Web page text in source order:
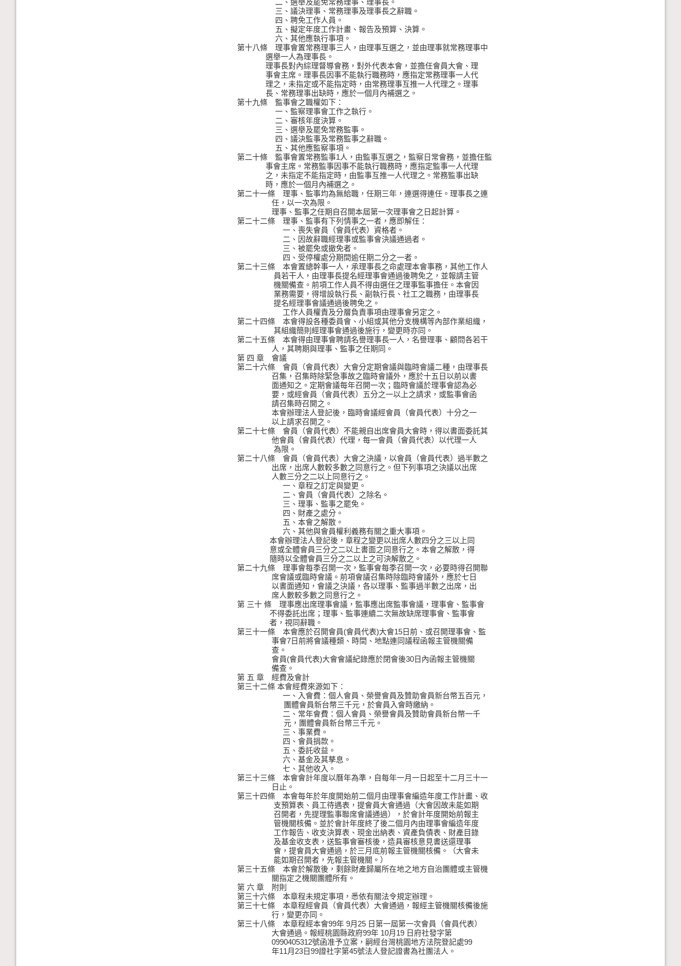
二、選舉及罷免常務理事、理事長。
三、議決理事、常務理事及理事長之辭職。
四、聘免工作人員。
五、擬定年度工作計畫、報告及預算、決算。
六、其他應執行事項。
第十八條 理事會置常務理事三人，由理事互選之，並由理事就常務理事中
選舉一人為理事長。
理事長對內綜理督導會務，對外代表本會，並擔任會員大會、理
事會主席。理事長因事不能執行職務時，應指定常務理事一人代
理之，未指定或不能指定時，由常務理事互推一人代理之。理事
長、常務理事出缺時，應於一個月內補選之。
第十九條 監事會之職權如下：
一、監察理事會工作之執行。
二、審核年度決算。
三、選舉及罷免常務監事。
四、議決監事及常務監事之辭職。
五、其他應監察事項。
第二十條 監事會置常務監事1人，由監事互選之，監察日常會務，並擔任監
事會主席。常務監事因事不能執行職務時，應指定監事一人代理
之，未指定不能指定時，由監事互推一人代理之。常務監事出缺
時，應於一個月內補選之。
第二十一條 理事、監事均為無給職，任期三年，連選得連任。理事長之連
任，以一次為限。
理事、監事之任期自召開本屆第一次理事會之日起計算。
第二十二條 理事、監事有下列情事之一者，應即解任：
一、喪失會員（會員代表）資格者。
二、因故辭職經理事或監事會決議通過者。
三、被罷免或撤免者。
四、受停權處分期間逾任期二分之一者。
第二十三條 本會置總幹事一人，承理事長之命處理本會事務，其他工作人
員若干人，由理事長提名經理事會通過後聘免之，並報請主管
機關備查。前項工作人員不得由選任之理事監事擔任。本會因
業務需要，得增設執行長、副執行長、社工之職務，由理事長
提名經理事會議通過後聘免之。
工作人員權責及分層負責事項由理事會另定之。
第二十四條 本會得設各種委員會、小組或其他分支機構等內部作業組織，
其組織簡則經理事會通過後施行，變更時亦同。
第二十五條 本會得由理事會聘請名譽理事長一人，名譽理事、顧問各若干
人，其聘期與理事、監事之任期同。
第 四 章 會議
第二十六條 會員（會員代表）大會分定期會議與臨時會議二種，由理事長
召集，召集時除緊急事故之臨時會議外，應於十五日以前以書
面通知之。定期會議每年召開一次；臨時會議於理事會認為必
要，或經會員（會員代表）五分之一以上之請求，或監事會函
請召集時召開之。
本會辦理法人登記後，臨時會議經會員（會員代表）十分之一
以上請求召開之。
第二十七條 會員（會員代表）不能親自出席會員大會時，得以書面委託其
他會員（會員代表）代理，每一會員（會員代表）以代理一人
為限。
第二十八條 會員（會員代表）大會之決議，以會員（會員代表）過半數之
出席，出席人數較多數之同意行之。但下列事項之決議以出席
人數三分之二以上同意行之。
一、章程之訂定與變更。
二、會員（會員代表）之除名。
三、理事、監事之罷免。
四、財產之處分。
五、本會之解散。
六、其他與會員權利義務有關之重大事項。
本會辦理法人登記後，章程之變更以出席人數四分之三以上同
意或全體會員三分之二以上書面之同意行之。本會之解散，得
隨時以全體會員三分之二以上之可決解散之。
第二十九條 理事會每季召開一次，監事會每季召開一次，必要時得召開聯
席會議或臨時會議。前項會議召集時除臨時會議外，應於七日
以書面通知，會議之決議，各以理事、監事過半數之出席，出
席人數較多數之同意行之。
第 三十 條 理事應出席理事會議，監事應出席監事會議，理事會、監事會
不得委託出席；理事、監事連續二次無故缺席理事會、監事會
者，視同辭職。
第三十一條 本會應於召開會員(會員代表)大會15日前、或召開理事會、監
事會7日前將會議種類、時間、地點連同議程函報主管機關備
查。
會員(會員代表)大會會議紀錄應於閉會後30日內函報主管機關
備查。
第 五 章 經費及會計
第三十二條 本會經費來源如下：
一、入會費：個人會員、榮譽會員及贊助會員新台幣五百元，
團體會員新台幣三千元，於會員入會時繳納。
二、常年會費：個人會員、榮譽會員及贊助會員新台幣一千
元，團體會員新台幣三千元。
三、事業費。
四、會員捐款。
五、委託收益。
六、基金及其孳息。
七、其他收入。
第三十三條 本會會計年度以曆年為準，自每年一月一日起至十二月三十一
日止。
第三十四條 本會每年於年度開始前二個月由理事會編造年度工作計畫、收
支預算表、員工待遇表，提會員大會通過（大會因故未能如期
召開者，先提理監事聯席會議通過），於會計年度開始前報主
管機關核備。並於會計年度終了後二個月內由理事會編造年度
工作報告、收支決算表、現金出納表、資產負債表、財產目錄
及基金收支表，送監事會審核後，造具審核意見書送還理事
會，提會員大會通過，於三月底前報主管機關核備。（大會未
能如期召開者，先報主管機關。）
第三十五條 本會於解散後，剩餘財產歸屬所在地之地方自治團體或主管機
關指定之機關團體所有。
第 六 章 附則
第三十六條 本章程未規定事項，悉依有關法令規定辦理。
第三十七條 本章程經會員（會員代表）大會通過，報經主管機關核備後施
行，變更亦同。
第三十八條 本章程經本會99年 9月25 日第一屆第一次會員（會員代表）
大會通過。報經桃園縣政府99年 10月19 日府社發字第
0990405312號函准予立案，嗣經台灣桃園地方法院登記處99
年11月23日99證社字第45號法人登記證書為社團法人。